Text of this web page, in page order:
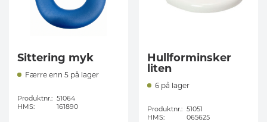
Sittering myk
Færre enn 5 på lager
Produktnr.: 51064
HMS:
161890
Hullforminsker
liten
6 på lager
Produktnr.: 51051
HMS:
065625